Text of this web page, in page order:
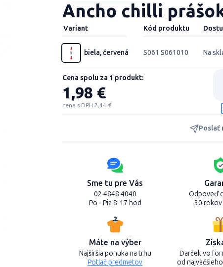
Ancho chilli
Variant Kód produktu
biela, červená S061 S061010 Na
Cena spolu za 1 produkt:
1,98 €
cena s DPH 2,44 €
Poslať
Sme tu pre Vás
02 4848 4040
Po - Pia 8-17 hod
Odpoveď
30 rokov
Máte na výber
Najširšia ponuka na trhu
Potlač predmetov
Darček vo
od